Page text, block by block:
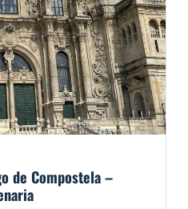
de Compostela –